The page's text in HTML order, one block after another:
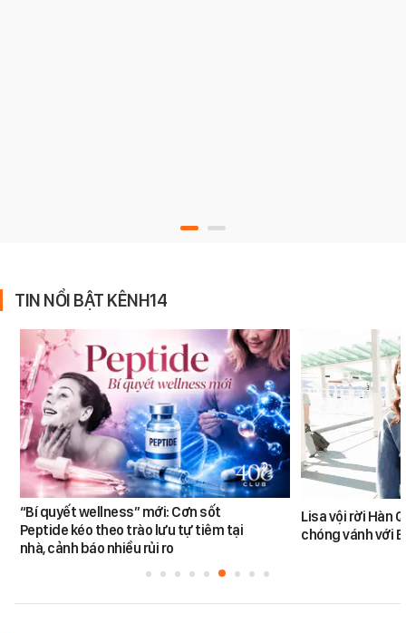
TIN NỔI BẬT KÊNH14
“Bí quyết wellness” mới: Cơn sốt
Peptide kéo theo trào lưu tự tiêm tại
nhà, cảnh báo nhiều rủi ro
Lisa vội rời Hàn
chóng vánh với